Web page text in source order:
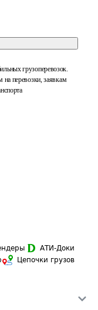
грузоперевозок.
на перевозки, заявкам
АТИ-Доки
Цепочки грузов